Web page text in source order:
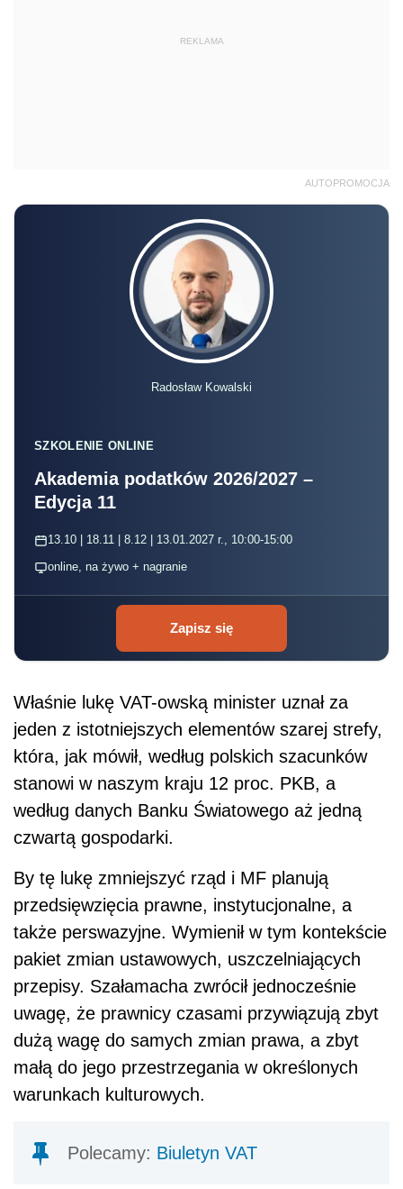
REKLAMA
AUTOPROMOCJA
Radosław Kowalski
SZKOLENIE ONLINE
Akademia podatków 2026/2027 –
Edycja 11
13.10 | 18.11 | 8.12 | 13.01.2027 r., 10:00-15:00
online, na żywo + nagranie
Zapisz się
Właśnie lukę VAT-owską minister uznał za
jeden z istotniejszych elementów szarej strefy,
która, jak mówił, według polskich szacunków
stanowi w naszym kraju 12 proc. PKB, a
według danych Banku Światowego aż jedną
czwartą gospodarki.
By tę lukę zmniejszyć rząd i MF planują
przedsięwzięcia prawne, instytucjonalne, a
także perswazyjne. Wymienił w tym kontekście
pakiet zmian ustawowych, uszczelniających
przepisy. Szałamacha zwrócił jednocześnie
uwagę, że prawnicy czasami przywiązują zbyt
dużą wagę do samych zmian prawa, a zbyt
małą do jego przestrzegania w określonych
warunkach kulturowych.
Polecamy: Biuletyn VAT